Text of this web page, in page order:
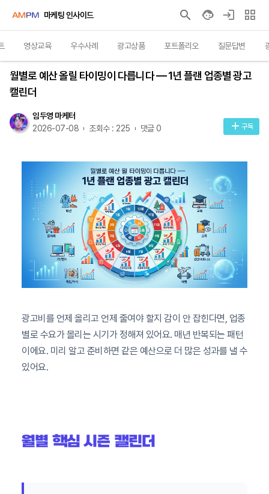
마케팅 인사이드
영상교육 우수사례 광고상품 포트폴리오 질문답변
인사이트
월별로 예산 올릴 타이밍이 다릅니다 — 1년 플랜 업종별 광고
캘린더
임두영 마케터
2026-07-08
조회수 : 225 댓글 0 구독
광고비를 언제 올리고 언제 줄여야 할지 감이 안 잡힌다면, 업종
별로 수요가 몰리는 시기가 정해져 있어요. 매년 반복되는 패턴
이에요. 미리 알고 준비하면 같은 예산으로 더 많은 성과를 낼 수
있어요.
월별 핵심 시즌 캘린더